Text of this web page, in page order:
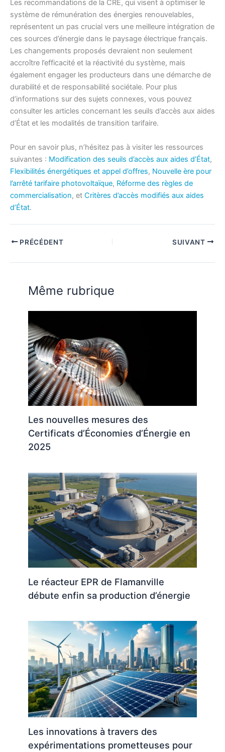
Les recommandations de la CRE, qui visent à optimiser le
système de rémunération des énergies renouvelables,
représentent un pas crucial vers une meilleure intégration de
ces sources d’énergie dans le paysage électrique français.
Les changements proposés devraient non seulement
accroître l’efficacité et la réactivité du système, mais
également engager les producteurs dans une démarche de
durabilité et de responsabilité sociétale. Pour plus
d’informations sur des sujets connexes, vous pouvez
consulter les articles concernant les seuils d’accès aux aides
d’État et les modalités de transition tarifaire.
Pour en savoir plus, n’hésitez pas à visiter les ressources
suivantes : Modification des seuils d’accès aux aides d’État,
Flexibilités énergétiques et appel d’offres, Nouvelle ère pour
l’arrêté tarifaire photovoltaïque, Réforme des règles de
commercialisation, et Critères d’accès modifiés aux aides
d’État.
PRÉCÉDENT SUIVANT
Même rubrique
Les nouvelles mesures des
Certificats d’Économies d’Énergie en
2025
Le réacteur EPR de Flamanville
débute enfin sa production d’énergie
Les innovations à travers des
expérimentations prometteuses pour